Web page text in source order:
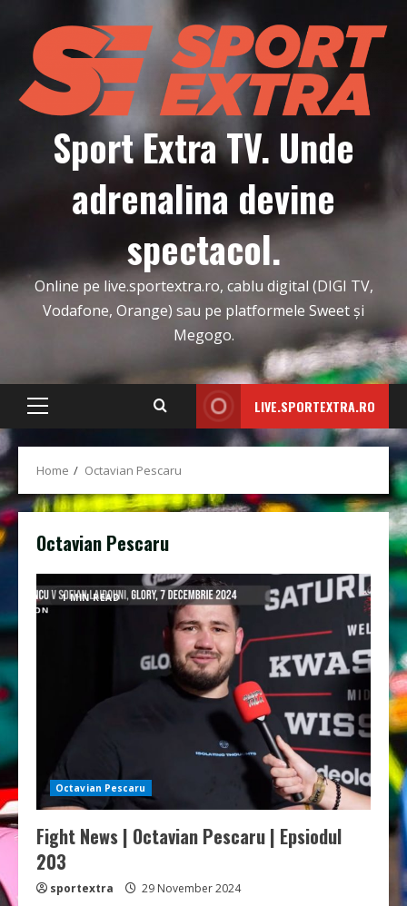
content
Sport Extra TV. Unde
adrenalina devine
spectacol.
Online pe live.sportextra.ro, cablu digital (DIGI TV,
Vodafone, Orange) sau pe platformele Sweet și
Megogo.
Primary
LIVE.SPORTEXTRA.RO
Home Octavian Pescaru
Octavian Pescaru
1 MIN READ
Octavian Pescaru
Fight News | Octavian Pescaru | Epsiodul
203
sportextra 29 November 2024